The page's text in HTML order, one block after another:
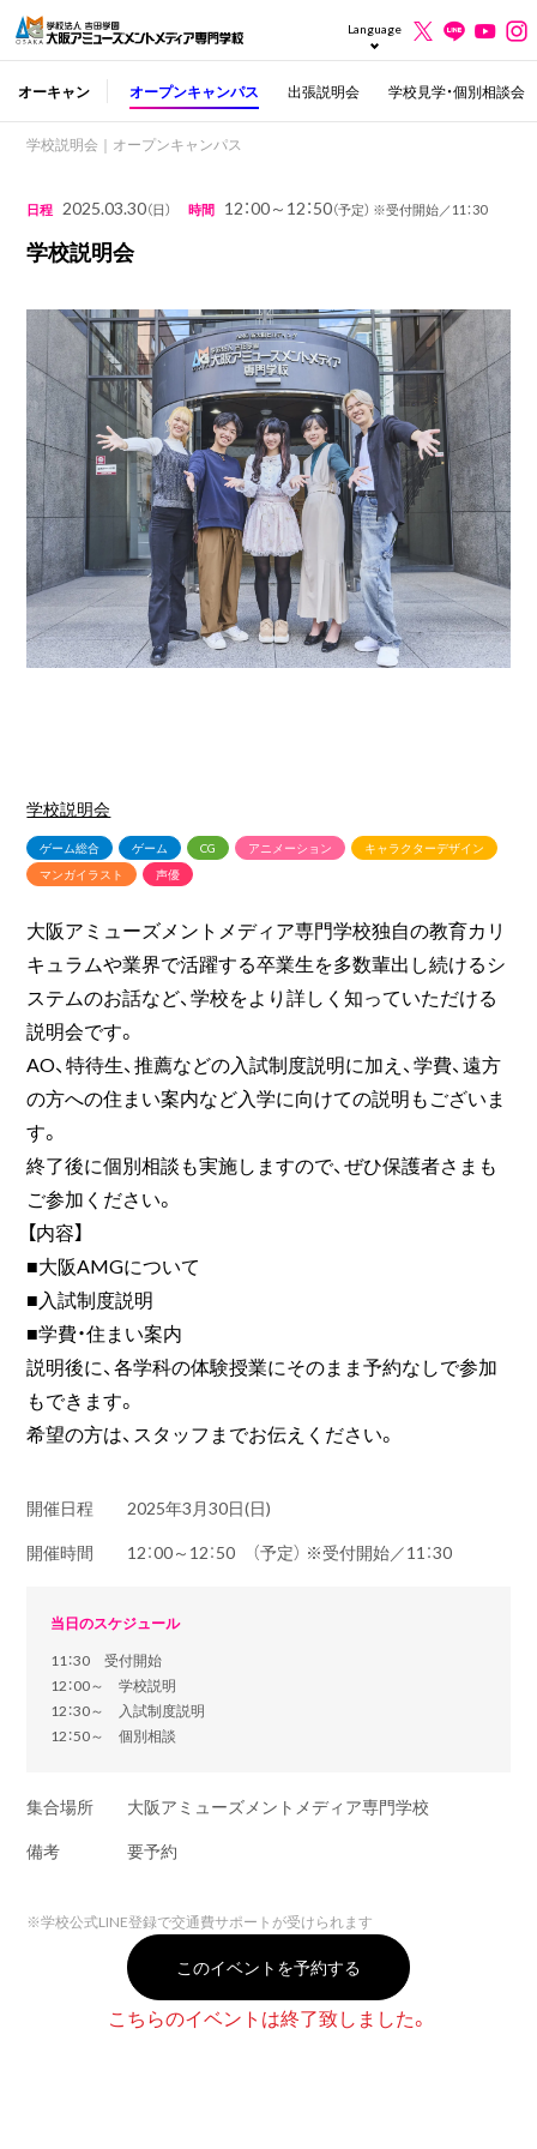
Language
オーキャン オープンキャンパス 出張説明会 学校見学・個別相談会
学校説明会｜オープンキャンパス
日程 2025.03.30（日） 時間 12：00～12：50（予定） ※受付開始／11：30
学校説明会
学校説明会
ゲーム総合 ゲーム CG アニメーション
キャラクターデザイン
マンガイラスト
声優
大阪アミューズメントメディア専門学校独自の教育カリ
キュラムや業界で活躍する卒業生を多数輩出し続けるシ
ステムのお話など、学校をより詳しく知っていただける
説明会です。
AO、特待生、推薦などの入試制度説明に加え、学費、遠方
の方への住まい案内など入学に向けての説明もございま
す。
終了後に個別相談も実施しますので、ぜひ保護者さまも
ご参加ください。
【内容】
■大阪AMGについて
■入試制度説明
■学費・住まい案内
説明後に、各学科の体験授業にそのまま予約なしで参加
もできます。
希望の方は、スタッフまでお伝えください。
開催日程
2025年3月30日(日)
開催時間
12：00～12：50 （予定） ※受付開始／11：30
当日のスケジュール
11：30 受付開始
12：00～ 学校説明
12：30～ 入試制度説明
12：50～ 個別相談
集合場所
大阪アミューズメントメディア専門学校
備考
要予約
※学校公式LINE登録で交通費サポートが受けられます
このイベントを予約する
こちらのイベントは終了致しました。